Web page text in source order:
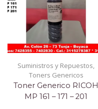
Suministros y Repuestos,
Toners Genericos
Toner Generico RICOH
MP 161 – 171 – 201